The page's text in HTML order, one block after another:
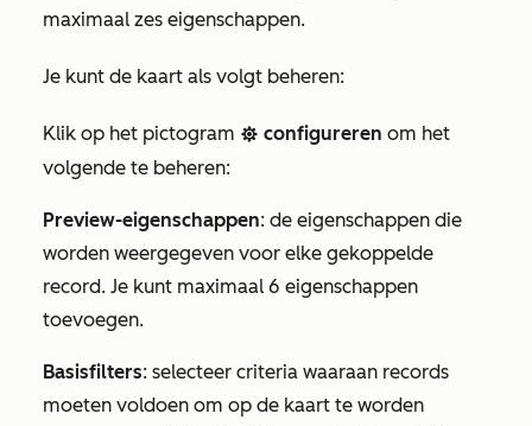
maximaal zes eigenschappen.
Je kunt de kaart als volgt beheren:
Klik op het pictogram settingsIcon configureren om het
volgende te beheren:
Preview-eigenschappen: de eigenschappen die
worden weergegeven voor elke gekoppelde
record. Je kunt maximaal 6 eigenschappen
toevoegen.
Basisfilters: selecteer criteria waaraan records
moeten voldoen om op de kaart te worden